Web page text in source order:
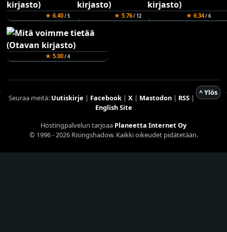
★ 6.40/ 5 ★ 5.76/ 12 ★ 6.34/ 6
★ 5.00/ 4
^ Ylös
Seuraa meitä: Uutiskirje | Facebook| X| Mastodon| RSS|
English Site
Hostingpalvelun tarjoaa Planeetta Internet Oy
© 1996 - 2026 Risingshadow. Kaikki oikeudet pidätetään.